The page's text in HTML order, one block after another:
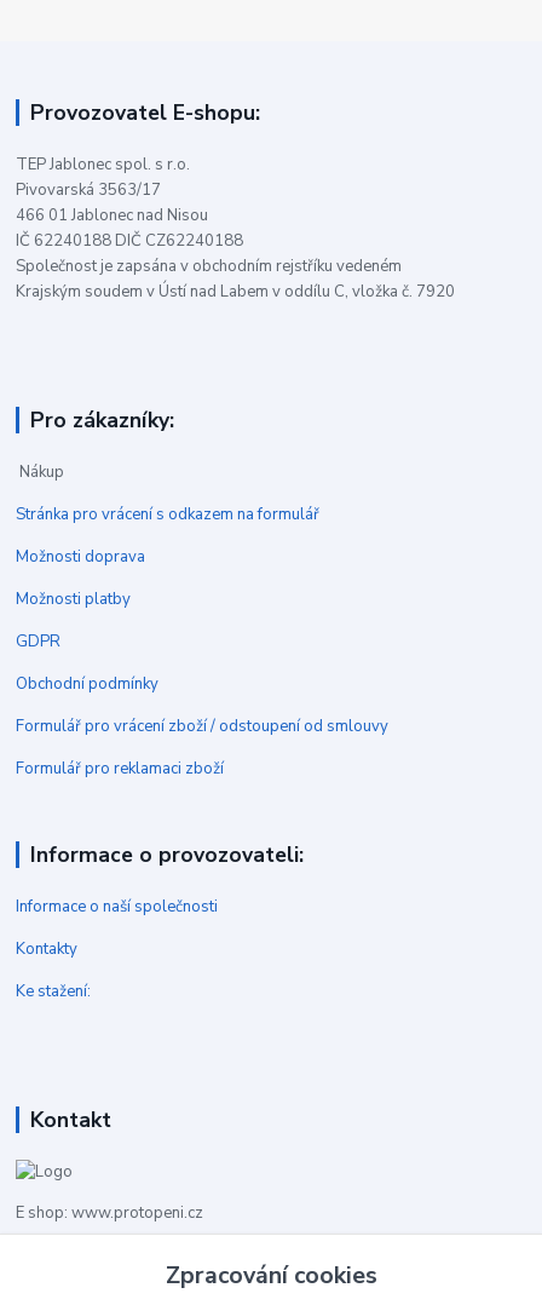
Provozovatel E-shopu:
TEP Jablonec spol. s r.o.
Pivovarská 3563/17
466 01 Jablonec nad Nisou
IČ 62240188 DIČ CZ62240188
Společnost je zapsána v obchodním rejstříku vedeném
Krajským soudem v Ústí nad Labem v oddílu C, vložka č. 7920
Pro zákazníky:
Nákup
Stránka pro vrácení s odkazem na formulář
Možnosti doprava
Možnosti platby
GDPR
Obchodní podmínky
Formulář pro vrácení zboží / odstoupení od smlouvy
Formulář pro reklamaci zboží
Informace o provozovateli:
Informace o naší společnosti
Kontakty
Ke stažení:
Kontakt
E shop: www.protopeni.cz
+420 483 710 226Zpracování cookies